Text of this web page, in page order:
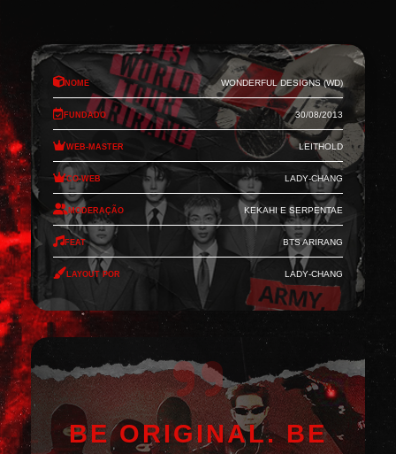
Nome Wonderful Designs (WD)
Fundado 30/08/2013
Web-Master Leithold
Co-Web Lady-Chang
Moderação Kekahi e Serpentae
Feat BTS Arirang
Layout por Lady-Chang
BE ORIGINAL. BE